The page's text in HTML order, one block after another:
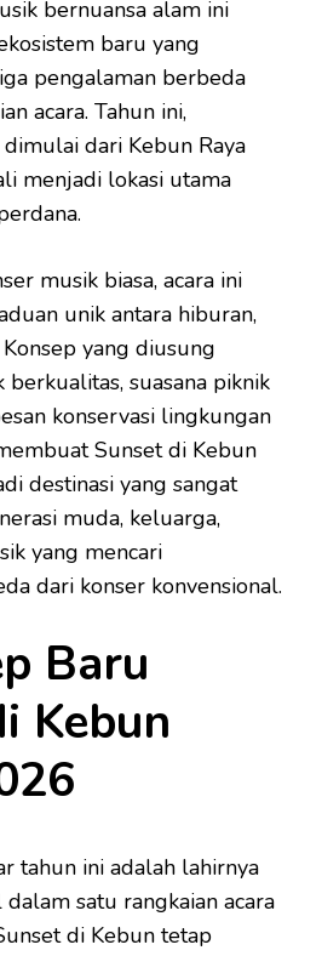
bernuansa alam ini
baru yang
pengalaman berbeda
acara. Tahun ini,
dari Kebun Raya
menjadi lokasi utama
musik biasa, acara ini
unik antara hiburan,
yang diusung
suasana piknik
konservasi lingkungan
Sunset di Kebun
destinasi yang sangat
muda, keluarga,
yang mencari
dari konser konvensional.
Baru
Kebun
tahun ini adalah lahirnya
satu rangkaian acara
di Kebun tetap